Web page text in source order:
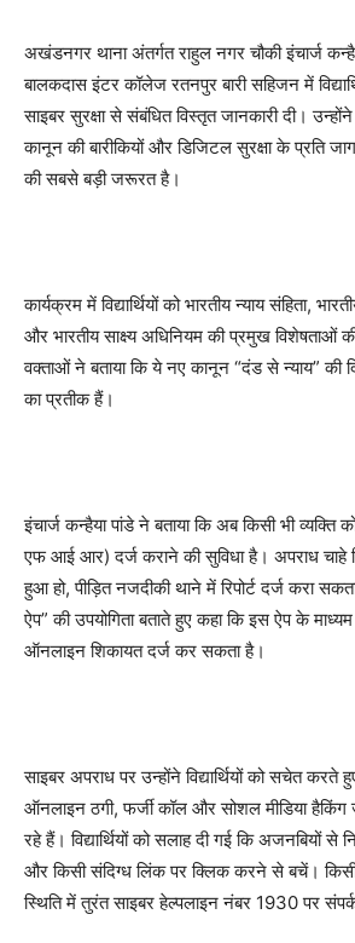
अखंडनगर थाना अंतर्गत राहुल नगर चौकी इंचार्ज
बालकदास इंटर कॉलेज रतनपुर बारी सहिजन में
साइबर सुरक्षा से संबंधित विस्तृत जानकारी दी। उन्होंने
कानून की बारीकियों और डिजिटल सुरक्षा के प्रति
की सबसे बड़ी जरूरत है।
कार्यक्रम में विद्यार्थियों को भारतीय न्याय संहिता,
और भारतीय साक्ष्य अधिनियम की प्रमुख विशेषताओं
वक्ताओं ने बताया कि ये नए कानून “दंड से न्याय” की
का प्रतीक हैं।
इंचार्ज कन्हैया पांडे ने बताया कि अब किसी भी व्यक्ति
एफ आई आर) दर्ज कराने की सुविधा है। अपराध चाहे
हुआ हो, पीड़ित नजदीकी थाने में रिपोर्ट दर्ज करा
ऐप” की उपयोगिता बताते हुए कहा कि इस ऐप के
ऑनलाइन शिकायत दर्ज कर सकता है।
साइबर अपराध पर उन्होंने विद्यार्थियों को सचेत
ऑनलाइन ठगी, फर्जी कॉल और सोशल मीडिया
रहे हैं। विद्यार्थियों को सलाह दी गई कि अजनबियों से
और किसी संदिग्ध लिंक पर क्लिक करने से बचें। किसी
स्थिति में तुरंत साइबर हेल्पलाइन नंबर 1930 पर